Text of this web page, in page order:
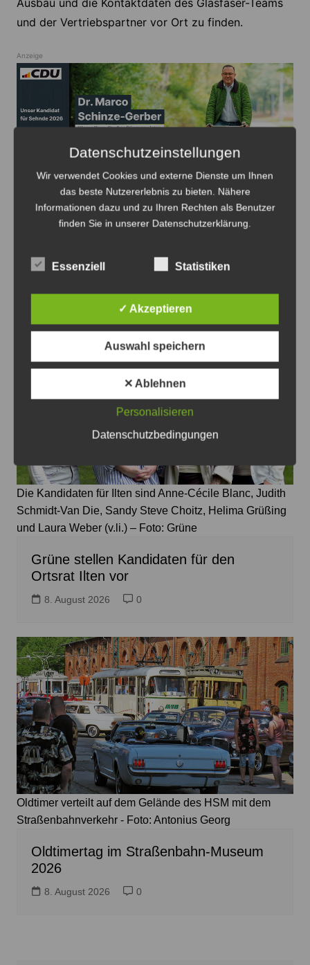
Ausbau und die Kontaktdaten des Glasfaser-Teams
und der Vertriebspartner vor Ort zu finden.
Anzeige
Beitragsnavigation
Zurück
Das könnte Sie auch interessieren
Die Kandidaten für Ilten sind Anne-Cécile Blanc, Judith
Schmidt-Van Die, Sandy Steve Choitz, Helima Grüßing
und Laura Weber (v.li.) – Foto: Grüne
Grüne stellen Kandidaten für den
Ortsrat Ilten vor
8. August 2026 0
Oldtimer verteilt auf dem Gelände des HSM mit dem
Straßenbahnverkehr - Foto: Antonius Georg
Oldtimertag im Straßenbahn-Museum
2026
8. August 2026 0
Datenschutzeinstellungen
Wir verwendet Cookies und externe Dienste um Ihnen
das beste Nutzererlebnis zu bieten. Nähere
Informationen dazu und zu Ihren Rechten als Benutzer
finden Sie in unserer Datenschutzerklärung.
Essenziell Statistiken
✓ Akzeptieren
Auswahl speichern
✕ Ablehnen
Personalisieren
Datenschutzbedingungen